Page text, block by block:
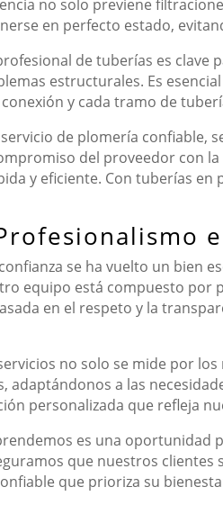
no solo previene
en perfecto estado,
de tuberías es
estructurales. Es
y cada tramo de
de plomería confiable,
del proveedor con
y eficiente. Con tuberías
se ha vuelto un bien
equipo está compuesto por
en el respeto y la
no solo se mide por
adaptándonos a las
personalizada que refleja
es una
que nuestros clientes
que prioriza su